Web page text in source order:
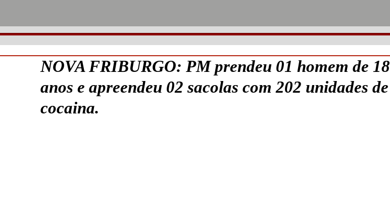
NOVA FRIBURGO: PM prendeu 01 homem de 18
anos e apreendeu 02 sacolas com 202 unidades de
cocaina.